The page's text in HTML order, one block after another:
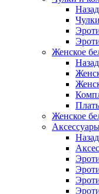
Назад
Женское
Назад
Женское
Назад